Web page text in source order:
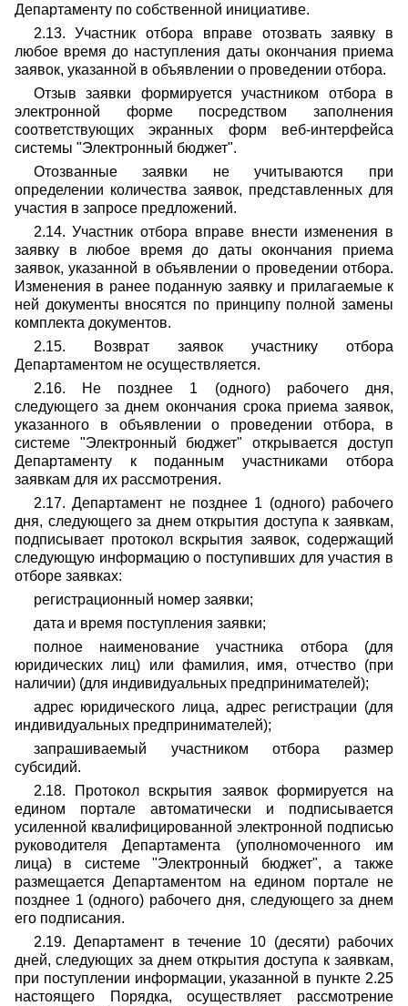
Департаменту по собственной инициативе.
2.13. Участник отбора вправе отозвать заявку в
любое время до наступления даты окончания приема
заявок, указанной в объявлении о проведении отбора.
Отзыв заявки формируется участником отбора в
электронной форме посредством заполнения
соответствующих экранных форм веб-интерфейса
системы "Электронный бюджет".
Отозванные заявки не учитываются при
определении количества заявок, представленных для
участия в запросе предложений.
2.14. Участник отбора вправе внести изменения в
заявку в любое время до даты окончания приема
заявок, указанной в объявлении о проведении отбора.
Изменения в ранее поданную заявку и прилагаемые к
ней документы вносятся по принципу полной замены
комплекта документов.
2.15. Возврат заявок участнику отбора
Департаментом не осуществляется.
2.16. Не позднее 1 (одного) рабочего дня,
следующего за днем окончания срока приема заявок,
указанного в объявлении о проведении отбора, в
системе "Электронный бюджет" открывается доступ
Департаменту к поданным участниками отбора
заявкам для их рассмотрения.
2.17. Департамент не позднее 1 (одного) рабочего
дня, следующего за днем открытия доступа к заявкам,
подписывает протокол вскрытия заявок, содержащий
следующую информацию о поступивших для участия в
отборе заявках:
регистрационный номер заявки;
дата и время поступления заявки;
полное наименование участника отбора (для
юридических лиц) или фамилия, имя, отчество (при
наличии) (для индивидуальных предпринимателей);
адрес юридического лица, адрес регистрации (для
индивидуальных предпринимателей);
запрашиваемый участником отбора размер
субсидий.
2.18. Протокол вскрытия заявок формируется на
едином портале автоматически и подписывается
усиленной квалифицированной электронной подписью
руководителя Департамента (уполномоченного им
лица) в системе "Электронный бюджет", а также
размещается Департаментом на едином портале не
позднее 1 (одного) рабочего дня, следующего за днем
его подписания.
2.19. Департамент в течение 10 (десяти) рабочих
дней, следующих за днем открытия доступа к заявкам,
при поступлении информации, указанной в пункте 2.25
настоящего Порядка, осуществляет рассмотрение